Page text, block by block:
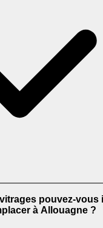
pouvez-vous
à Allouagne ?